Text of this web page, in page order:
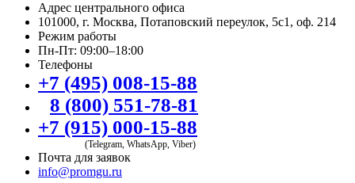
Адрес центрального офиса
101000, г. Москва, Потаповский переулок, 5с1, оф. 214
Режим работы
Пн-Пт: 09:00–18:00
Телефоны
+7 (495) 008-15-88
8 (800) 551-78-81
+7 (915) 000-15-88
(Telegram, WhatsApp, Viber)
Почта для заявок
info@promgu.ru